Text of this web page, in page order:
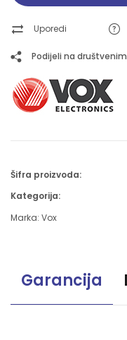
Uporedi
Podijeli na
Šifra proizvoda:
Kategorija:
Marka: Vox
Garancija